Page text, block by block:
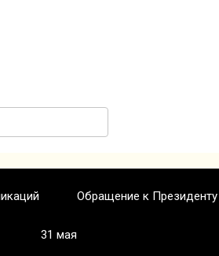
Обращение к Президенту
31 мая